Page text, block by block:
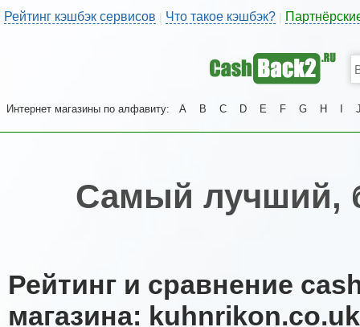
Рейтинг кэшбэк сервисов | Что такое кэшбэк?
Интернет магазины по алфавиту: A B C D E F G H
Самый лучший,
Рейтинг и сравнение
магазина: kuhnrikon.co.uk